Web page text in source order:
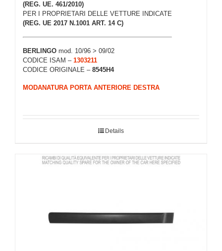
(REG. UE. 461/2010)
PER I PROPRIETARI DELLE VETTURE INDICATE
(REG. UE 2017 N.1001 ART. 14 C)
BERLINGO mod. 10/96 > 09/02
CODICE ISAM – 1303211
CODICE ORIGINALE – 8545H4
MODANATURA PORTA ANTERIORE DESTRA
Details